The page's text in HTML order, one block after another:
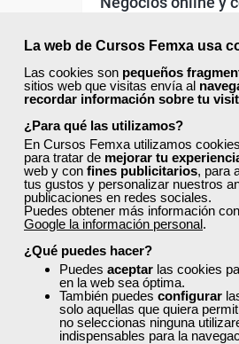
La web de Cursos Femxa usa
Las cookies son pequeños
sitios web que visitas envía al
recordar información sobre tu
¿Para qué las utilizamos?
En Cursos Femxa utilizamos
para tratar de mejorar tu
web y con fines publicitarios, para
tus gustos y personalizar nuestros
publicaciones en redes sociales.
Puedes obtener más información
Google la información personal.
¿Qué puedes hacer?
Puedes aceptar las cookies
en la web sea óptima.
También puedes configurar
solo aquellas que quiera
no seleccionas ninguna
indispensables para la
Curso Gratuito
80 horas
Ver curso
6 428
ONLINE
Formación